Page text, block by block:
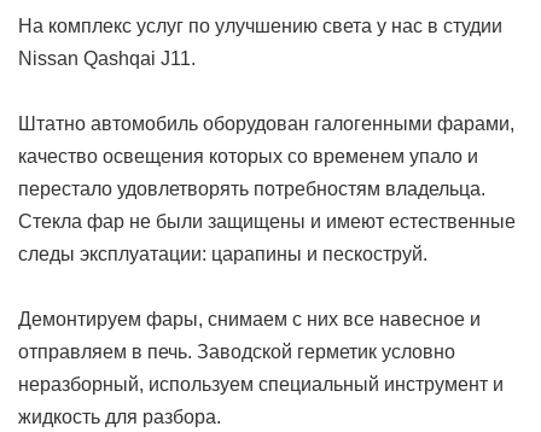
На комплекс услуг по улучшению света у нас в студии
Nissan Qashqai J11.
Штатно автомобиль оборудован галогенными фарами,
качество освещения которых со временем упало и
перестало удовлетворять потребностям владельца.
Cтекла фар не были защищены и имеют естественные
следы эксплуатации: царапины и пескоструй.
Демонтируем фары, снимаем с них все навесное и
отправляем в печь. Заводской герметик условно
неразборный, используем специальный инструмент и
жидкость для разбора.